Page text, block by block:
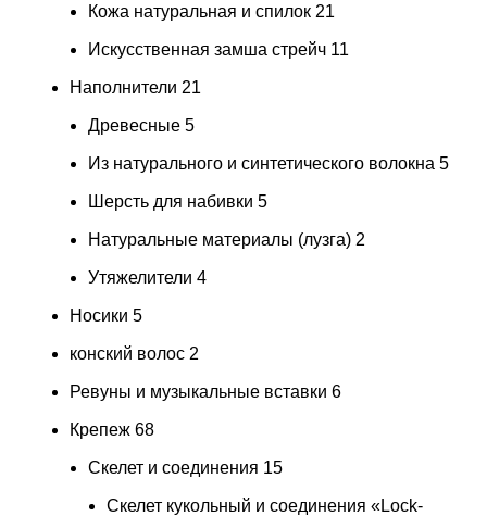
Кожа натуральная и спилок 21
Искусственная замша стрейч 11
Наполнители 21
Древесные 5
Из натурального и синтетического волокна 5
Шерсть для набивки 5
Натуральные материалы (лузга) 2
Утяжелители 4
Носики 5
конский волос 2
Ревуны и музыкальные вставки 6
Крепеж 68
Скелет и соединения 15
Скелет кукольный и соединения «Lock-